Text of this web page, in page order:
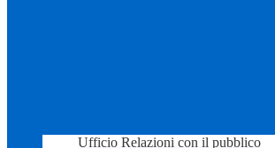
Ufficio Relazioni con il pubblico